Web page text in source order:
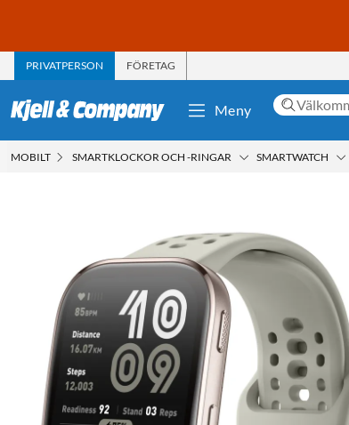
PRIVATPERSON FÖRETAG
Meny
MOBILT SMARTKLOCKOR OCH -RINGAR SMARTWATCH